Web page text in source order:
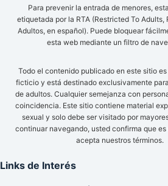
Para prevenir la entrada de menores,
etiquetada por la RTA (Restricted To Adults,
Adultos, en español). Puede bloquear
esta web mediante un filtro de
Todo el contenido publicado en este sitio
ficticio y está destinado exclusivamente
de adultos. Cualquier semejanza con
coincidencia. Este sitio contiene material
sexual y solo debe ser visitado por
continuar navegando, usted confirma que es
acepta nuestros términos.
Links de Interés